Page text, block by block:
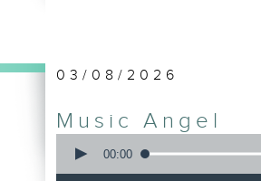
03/08/2026
Music Angel
seconds
00:00